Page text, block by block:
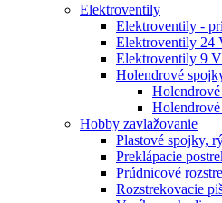
Elektroventily
Elektroventily -
Elektroventily 24
Elektroventily 9 V
Holendrové
Hobby zavlažovanie
Plastové spojky,
Preklápacie
Prúdnicové
Rozstrekovacie